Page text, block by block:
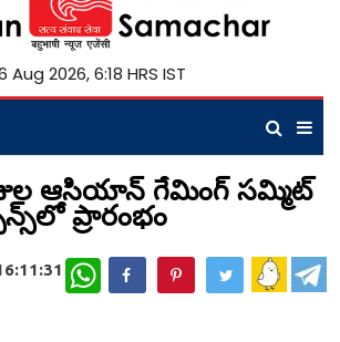
Aug 2026, 6:18 HRS IST
ఆసియాన్ గేమింగ్ సమ్మిట్
ప్రారంభం
WhatsApp